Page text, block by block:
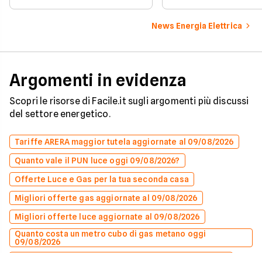
News Energia Elettrica
Argomenti in evidenza
Scopri le risorse di Facile.it sugli argomenti più discussi
del settore energetico.
Tariffe ARERA maggior tutela aggiornate al 09/08/2026
Quanto vale il PUN luce oggi 09/08/2026?
Offerte Luce e Gas per la tua seconda casa
Migliori offerte gas aggiornate al 09/08/2026
Migliori offerte luce aggiornate al 09/08/2026
Quanto costa un metro cubo di gas metano oggi
09/08/2026